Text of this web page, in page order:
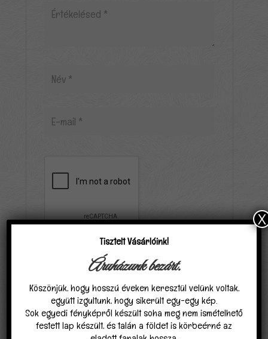
Elfogadom, hogy a carpathiagobelin.hu tárolja
és kezeli adataimat azAdatvédelmi
nyilatkozatban találhatóak szerint.*
Tisztelt Vásárlóink!
Áruházunk bezárt.
Köszönjük, hogy hosszú éveken keresztül velünk voltak,
együtt izgultunk, hogy sikerült egy-egy kép.
Sok egyedi fényképről készült soha meg nem ismételhető
festett lap készült, és talán a földet is körbeérné az
X